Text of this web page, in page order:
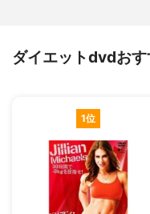
ダイエットdvdお
1位